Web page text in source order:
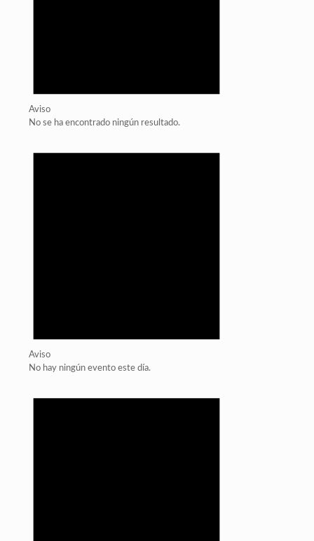
Aviso
No se ha encontrado ningún resultado.
Aviso
No hay ningún evento este día.